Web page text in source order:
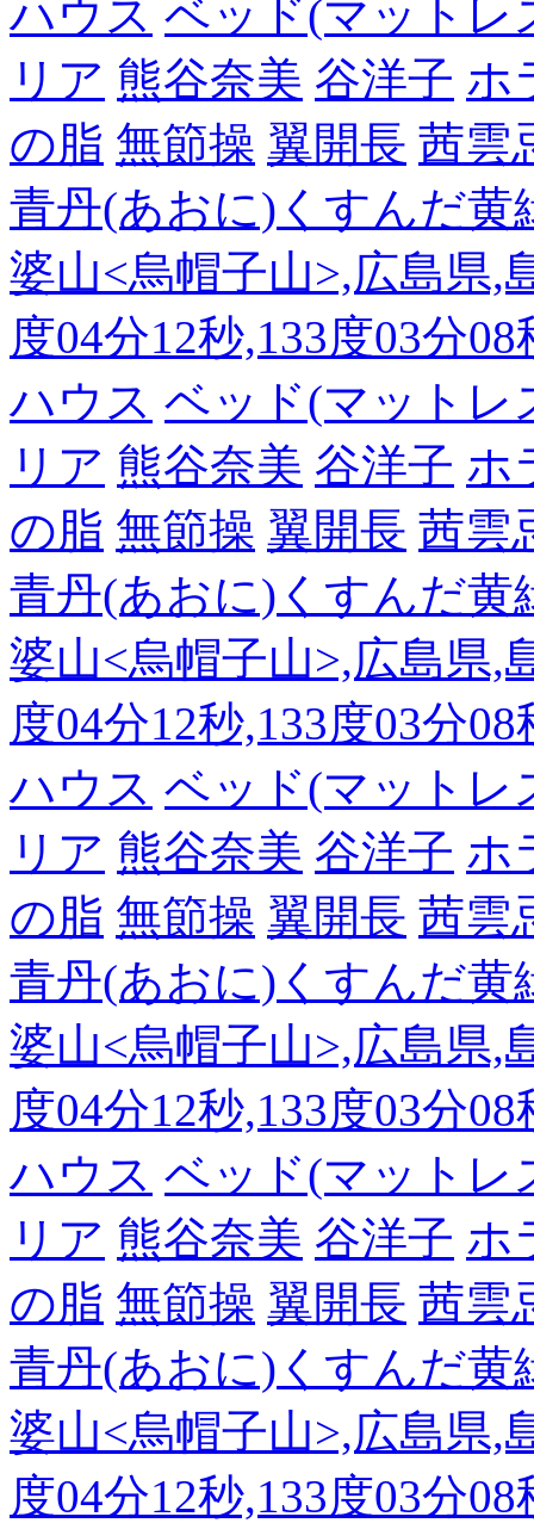
ハウス ベッド(マットレ
リア 熊谷奈美 谷洋子 ホ
の脂 無節操 翼開長 茜雲
青丹(あおに)くすんだ黄
婆山<烏帽子山>,広島県,
度04分12秒,133度03分
ハウス ベッド(マットレ
リア 熊谷奈美 谷洋子 ホ
の脂 無節操 翼開長 茜雲
青丹(あおに)くすんだ黄
婆山<烏帽子山>,広島県,
度04分12秒,133度03分
ハウス ベッド(マットレ
リア 熊谷奈美 谷洋子 ホ
の脂 無節操 翼開長 茜雲
青丹(あおに)くすんだ黄
婆山<烏帽子山>,広島県,
度04分12秒,133度03分
ハウス ベッド(マットレ
リア 熊谷奈美 谷洋子 ホ
の脂 無節操 翼開長 茜雲
青丹(あおに)くすんだ黄
婆山<烏帽子山>,広島県,
度04分12秒,133度03分